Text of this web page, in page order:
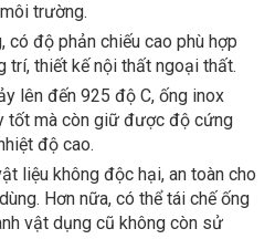
trường.
có độ phản chiếu cao phù hợp
trí, thiết kế nội thất ngoại thất.
lên đến 925 độ C, ống inox
tốt mà còn giữ được độ cứng
độ cao.
liệu không độc hại, an toàn cho
Hơn nữa, có thể tái chế ống
vật dụng cũ không còn sử